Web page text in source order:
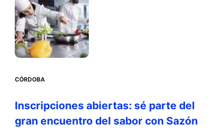
CÓRDOBA
Inscripciones abiertas: sé parte del
gran encuentro del sabor con Sazón